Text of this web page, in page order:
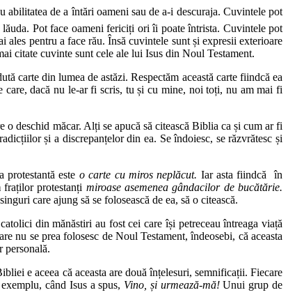
de a întări oameni sau de a-i descuraja. Cuvintele pot
Pot face oameni fericiți ori îi poate întrista. Cuvintele pot
pentru a face rău. Însă cuvintele sunt și expresii exterioare
citate cuvinte sunt cele ale lui Isus din Noul Testament.
carte din lumea de astăzi. Respectăm această carte fiindcă ea
care, dacă nu le-ar fi scris, tu și cu mine, noi toți, nu am mai fi
o deschid măcar. Alți se apucă să citească Biblia ca și cum ar fi
și a discrepanțelor din ea. Se îndoiesc, se răzvrătesc și
este o carte cu miros neplăcut. Iar asta fiindcă în
protestanți miroase asemenea gândacilor de bucătărie.
care ajung să se folosească de ea, să o citească.
din mănăstiri au fost cei care își petreceau întreaga viață
nu se prea folosesc de Noul Testament, îndeosebi, că aceasta
personală.
e aceea că aceasta are două înțelesuri, semnificații. Fiecare
când Isus a spus, Vino, și urmează-mă!Unui grup de